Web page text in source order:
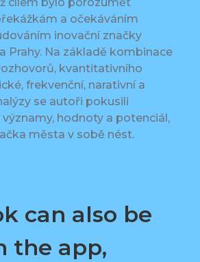
a očekáváním
inovační značky
Prahy. Na základě kombinace
kvantitativního
frekvenční, narativní a
se autoři pokusili
hodnoty a potenciál,
města v sobě nést.
can also be
the app,